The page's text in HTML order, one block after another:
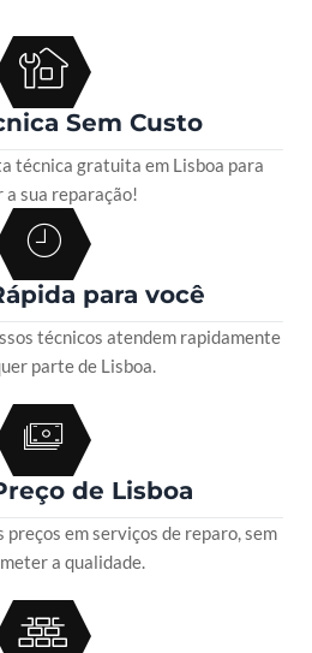
Sem Custo
técnica gratuita em Lisboa para
a sua reparação!
para você
técnicos atendem rapidamente
parte de Lisboa.
de Lisboa
em serviços de reparo, sem
a qualidade.